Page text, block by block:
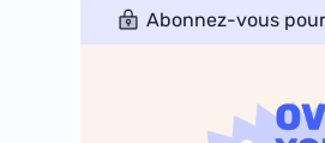
Abonnez-vous